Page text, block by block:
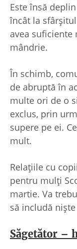
Este însă
încât la
avea
mândrie.
În schimb,
de abruptă în
multe ori de o
exclus, prin
supere pe ei.
mult.
Relațiile cu
pentru mulți
martie. Va
să includă
Săgetător –